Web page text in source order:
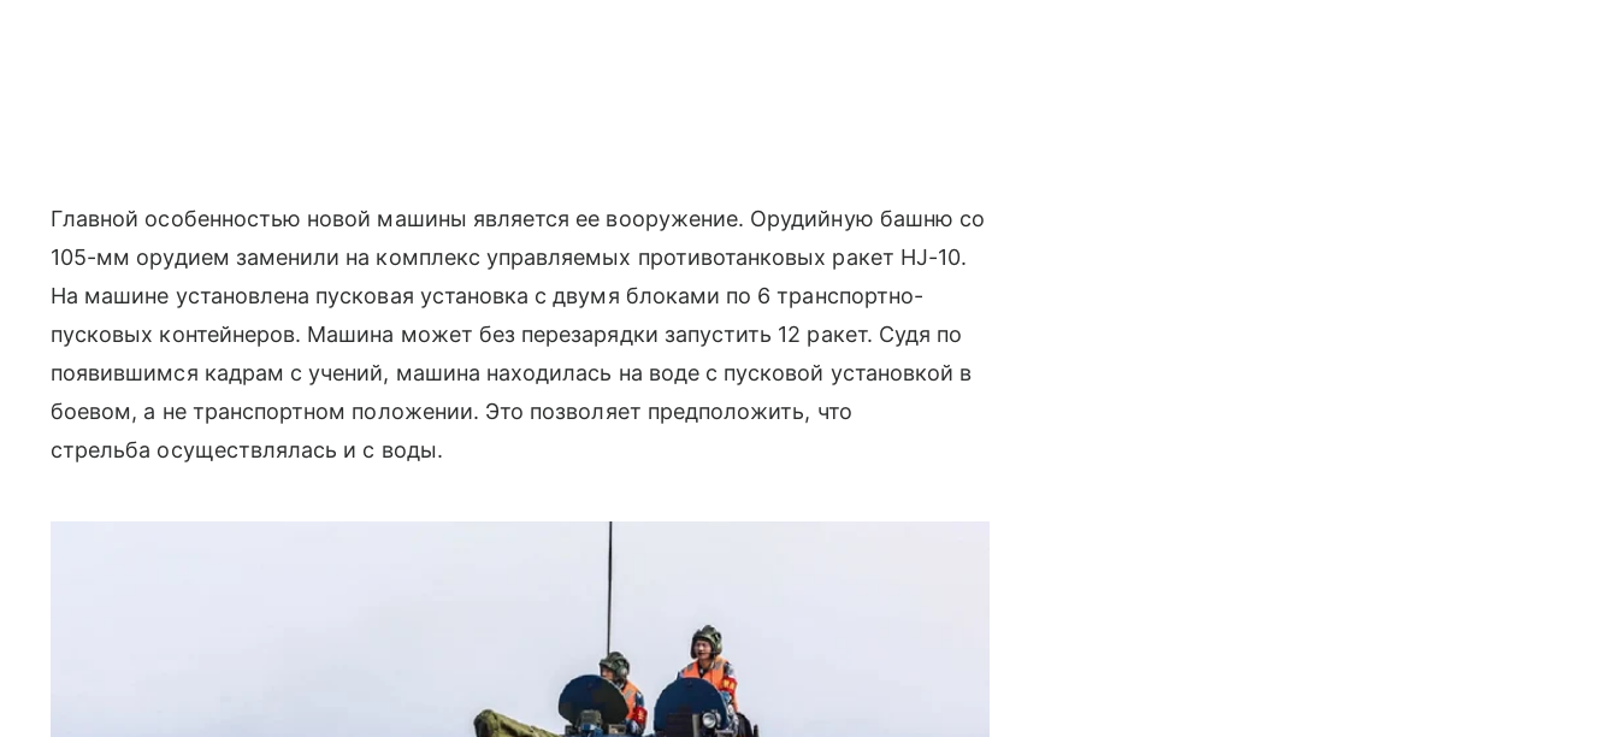
Главной особенностью новой машины является ее вооружение. Орудийную башню со
105-мм орудием заменили на комплекс управляемых противотанковых ракет HJ-10.
На машине установлена пусковая установка с двумя блоками по 6 транспортно-
пусковых контейнеров. Машина может без перезарядки запустить 12 ракет. Судя по
появившимся кадрам с учений, машина находилась на воде с пусковой установкой в
боевом, а не транспортном положении. Это позволяет предположить, что
стрельба осуществлялась и с воды.